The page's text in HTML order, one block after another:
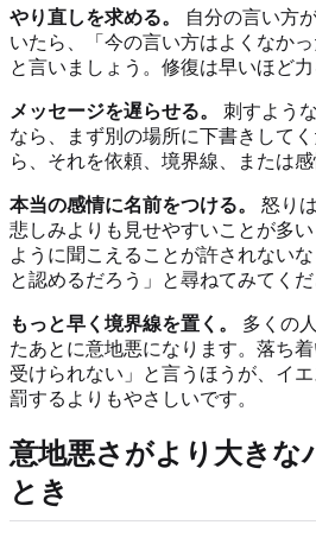
やり直しを求める。
自分の言い方
いたら、「今の言い方はよくなか
と言いましょう。修復は早いほど力
メッセージを遅らせる。
刺すよう
なら、まず別の場所に下書きして
ら、それを依頼、境界線、または
本当の感情に名前をつける。
怒り
悲しみよりも見せやすいことが多
ように聞こえることが許されない
と認めるだろう」と尋ねてみてくだ
もっと早く境界線を置く。
多くの
たあとに意地悪になります。落ち
受けられない」と言うほうが、イ
罰するよりもやさしいです。
意地悪さがより大きな
とき